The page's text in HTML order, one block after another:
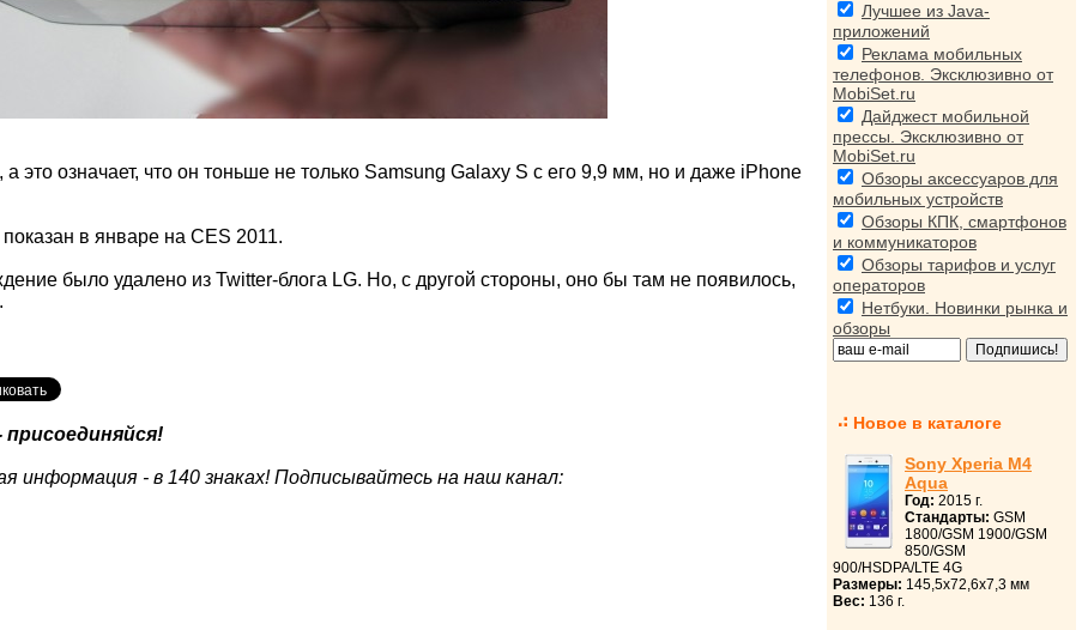
это означает, что он тоньше не только Samsung Galaxy S с его 9,9 мм, но и даже iPhone
в январе на CES 2011.
было удалено из Twitter-блога LG. Но, с другой стороны, оно бы там не появилось,
информация - в 140 знаках! Подписывайтесь на наш канал:
Лучшее из Java-
приложений
Реклама мобильных
телефонов. Эксклюзивно от
MobiSet.ru
Дайджест мобильной
прессы. Эксклюзивно от
MobiSet.ru
Обзоры аксессуаров для
мобильных устройств
Обзоры КПК, смартфонов
и коммуникаторов
Обзоры тарифов и услуг
операторов
Нетбуки. Новинки рынка и
обзоры
Новое в каталоге
Sony Xperia M4
Aqua
Год: 2015 г.
Стандарты: GSM
1800/GSM 1900/GSM
850/GSM
900/HSDPA/LTE 4G
Размеры: 145,5x72,6x7,3 мм
Вес: 136 г.